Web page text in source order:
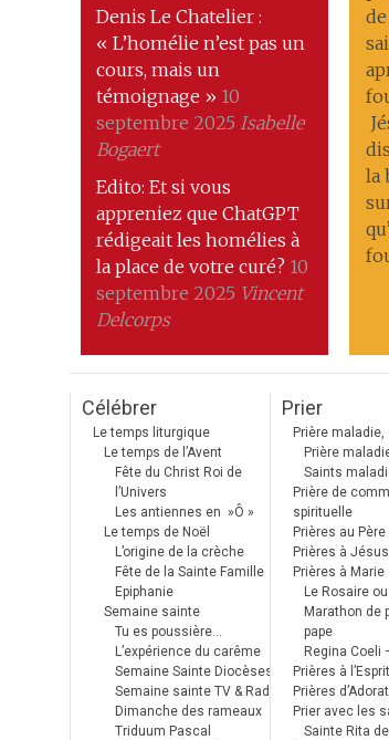
Denis Le Chatelier :
« L’homélie n’est pas un
cours, mais un
témoignage » 10
septembre 2025 Isabelle
Bogaert
Edito: Et si vous
appreniez que ChatGPT
rédigeait les homélies à
la place de votre curé? 10
septembre 2025 Vincent
Delcorps
la
Célébrer
Le temps liturgique
Le temps de l’Avent
Fête du Christ Roi de
l’Univers
Les antiennes en »Ô »
Le temps de Noël
L’origine de la crèche
Fête de la Sainte Famille
Epiphanie
Semaine sainte
Tu es poussière…
L’expérience du carême
Semaine Sainte Diocèses
Semaine sainte TV & Radio
Dimanche des rameaux
Triduum Pascal
Prier
Prière
Prière
Saints
Prière de
spirituelle
Prières au Père
Prières à Jésus
Prières à Marie
Le Rosaire
Marathon de
pape
Regina Coeli
Prières à
Prières
Prier avec les
Sainte Rita